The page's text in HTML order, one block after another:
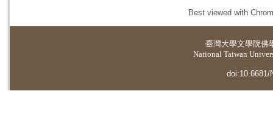
Best viewed with
臺灣大學文學院佛
National Taiwan
doi:10.6681/